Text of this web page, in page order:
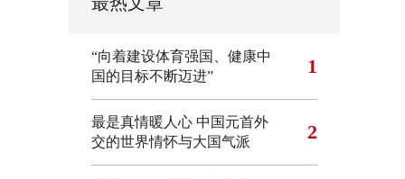
“向着建设体育强国、健康中
国的目标不断迈进”
1
最是真情暖人心 中国元首外
交的世界情怀与大国气派
2